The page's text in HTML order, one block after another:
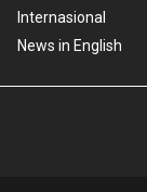
Internasional
News in English